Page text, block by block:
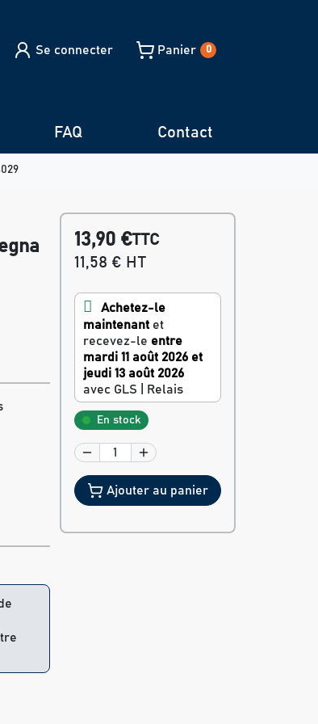
Se connecter Panier 0
FAQ Contact
13,90 €TTC
11,58 € HT
Achetez-le
maintenantet
recevez-le entre
mardi 11 août 2026 et
jeudi 13 août 2026
avec GLS | Relais
En stock
Ajouter au panier